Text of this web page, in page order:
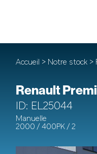
Renault
ID: EL25044
Manuelle
2000 / 400PK / 2
Accueil > Notre stock >